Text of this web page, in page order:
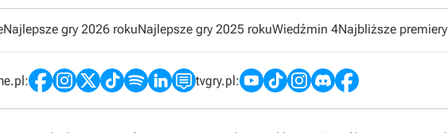
Najlepsze gry 2026 rokuNajlepsze gry 2025 rokuWiedźmin 4Najbliższe premiery
tvgry.pl: